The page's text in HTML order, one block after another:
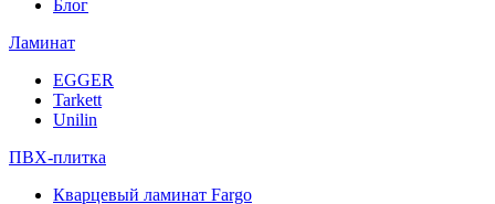
Блог
Ламинат
EGGER
Tarkett
Unilin
ПВХ-плитка
Кварцевый ламинат Fargo